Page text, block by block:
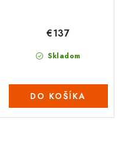
Skladom
€137
DO KOŠÍKA